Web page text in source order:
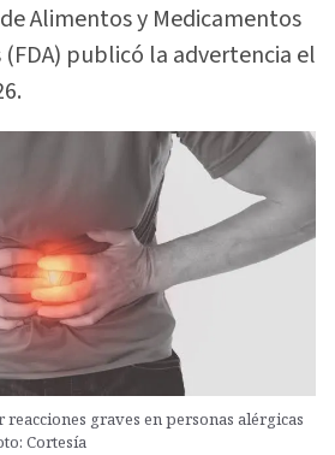
Alimentos y Medicamentos
(FDA) publicó la advertencia el
graves en personas alérgicas
Cortesía